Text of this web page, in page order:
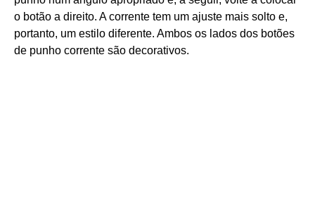
o botão a direito. A corrente tem um ajuste mais solto e,
portanto, um estilo diferente. Ambos os lados dos botões
de punho corrente são decorativos.